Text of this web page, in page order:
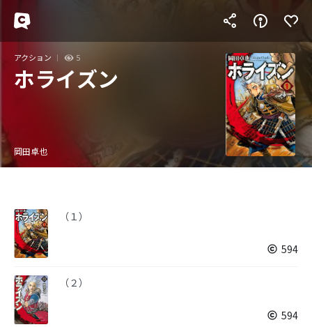
アクション 5
ホライズン
岡田卓也
（１）
594
（２）
594